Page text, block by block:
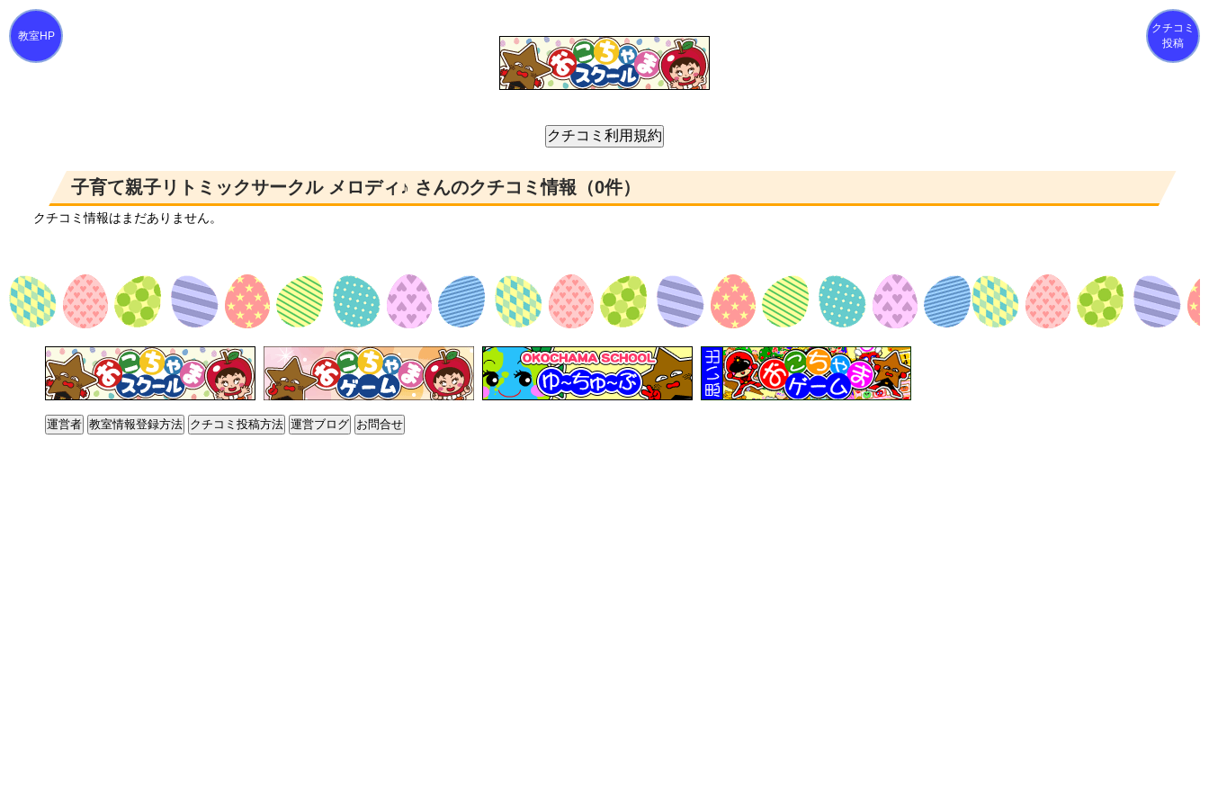
クチコミ
投稿
子育て親子リトミックサークル メロディ♪ さんのクチコミ情報（0件）
クチコミ情報はまだありません。